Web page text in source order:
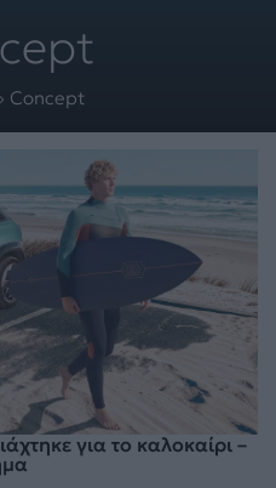
Concept
για το καλοκαίρι –